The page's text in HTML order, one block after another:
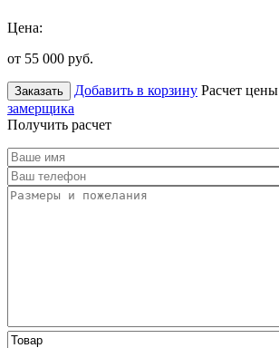
Цена:
от 55 000 руб.
Заказать Добавить в корзину Расчет цены
замерщика
Получить расчет